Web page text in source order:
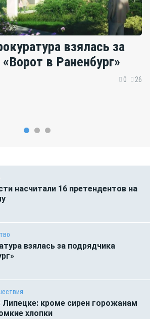
взялась за
в Раненбург»
0 26
насчитали 16 претендентов на
взялась за подрядчика
Липецке: кроме сирен горожанам
хлопки